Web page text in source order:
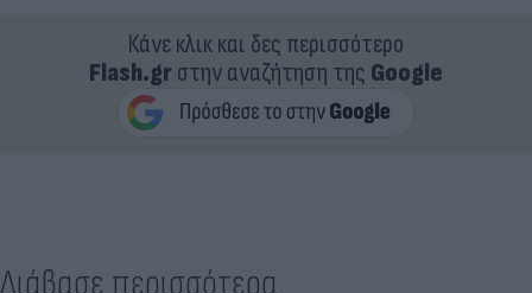
Κάνε κλικ και δες περισσότερο
Flash.grστην αναζήτηση της Google
Διάβασε περισσότερα